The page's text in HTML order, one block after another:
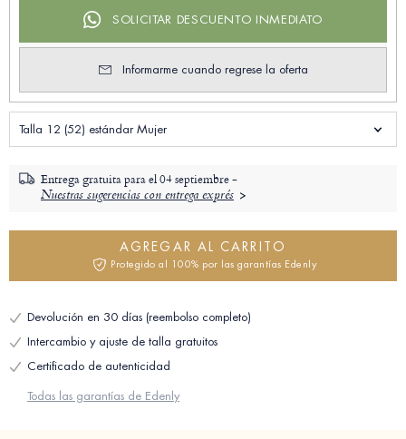
SOLICITAR DESCUENTO INMEDIATO
Informarme cuando regrese la oferta
Talla 12 (52) estándar Mujer
Entrega gratuita para el04 septiembre -
Nuestras sugerencias con entrega exprés
AGREGAR AL CARRITO
Protegido al 100% por las garantías Edenly
Devolución en 30 días (reembolso completo)
Intercambio y ajuste de talla gratuitos
Certificado de autenticidad
Todas las garantías de Edenly